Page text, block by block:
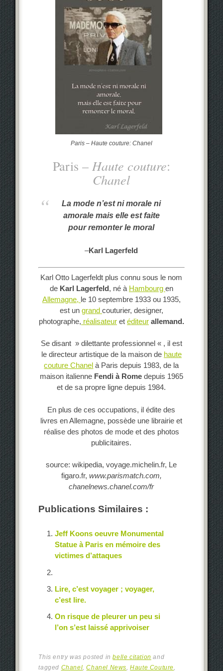
Paris – Haute couture: Chanel
Paris – Haute couture:
Chanel
La mode n’est ni morale ni
amorale mais elle est faite
pour remonter le moral
–Karl Lagerfeld
Karl Otto Lagerfeldt plus connu sous le nom
de Karl Lagerfeld, né à Hambourg en
Allemagne, le 10 septembre 1933ou 1935,
est un grand couturier, designer,
photographe, réalisateuret éditeur allemand.
Se disant » dilettante professionnel « , il est
le directeur artistique de la maison de haute
couture Chanel à Paris depuis 1983, de la
maison italienneFendi à Rome depuis 1965
et de sa propre ligne depuis 1984.
En plus de ces occupations, il édite des
livres en Allemagne, possède une librairie et
réalise des photos de mode et des photos
publicitaires.
source: wikipedia, voyage.michelin.fr, Le
figaro.fr, www.parismatch.com,
chanelnews.chanel.com/fr
Publications Similaires :
Jeff Koons oeuvre Monumental
Statue à Paris en mémoire des
victimes d’attaques
Lire, c’est voyager ; voyager,
c’est lire.
On risque de pleurer un peu si
l’on s’est laissé apprivoiser
This entry was posted inbelle citation and
tagged Chanel ,Chanel News ,Haute Couture